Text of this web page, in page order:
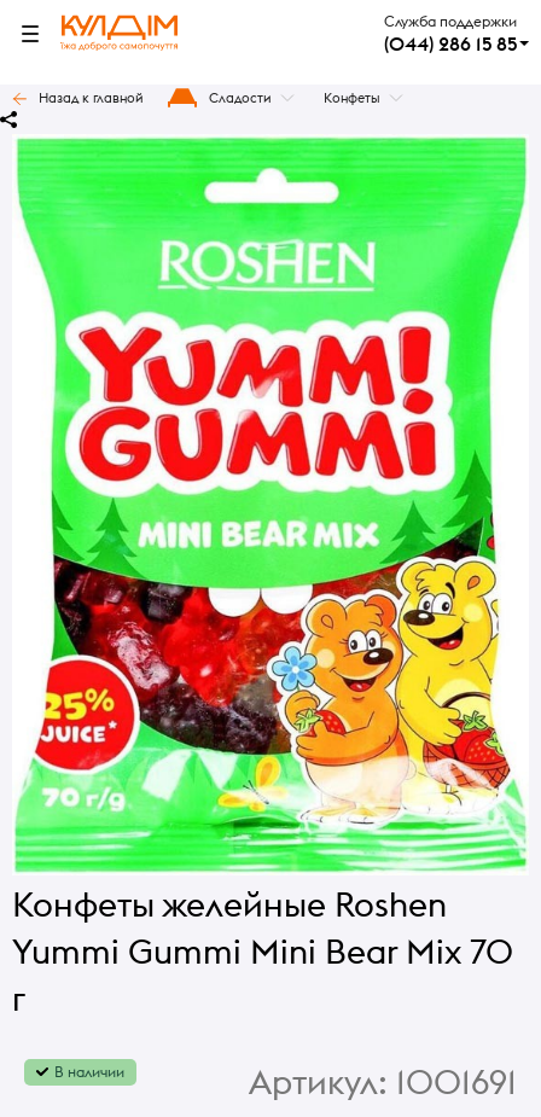
Служба поддержки
(044) 286 15 85
Назад к главной Сладости Конфеты
Конфеты желейные Roshen
Yummi Gummi Mini Bear Mix 70
г
В наличии Артикул: 1001691